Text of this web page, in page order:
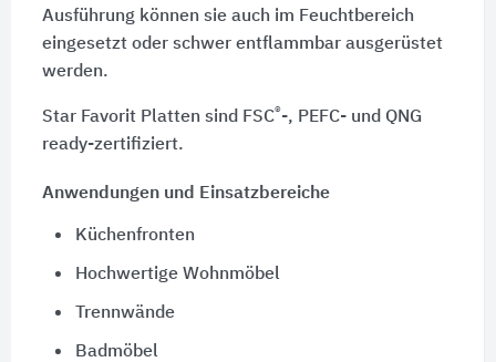
Ausführung können sie auch im Feuchtbereich
eingesetzt oder schwer entflammbar ausgerüstet
werden.
Star Favorit Platten sind FSC®-, PEFC- und QNG
ready-zertifiziert.
Anwendungen und Einsatzbereiche
Küchenfronten
Hochwertige Wohnmöbel
Trennwände
Badmöbel